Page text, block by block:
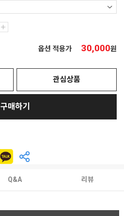
옵션 적용가 30,000원
관심상품
구매하기
Q&A 리뷰